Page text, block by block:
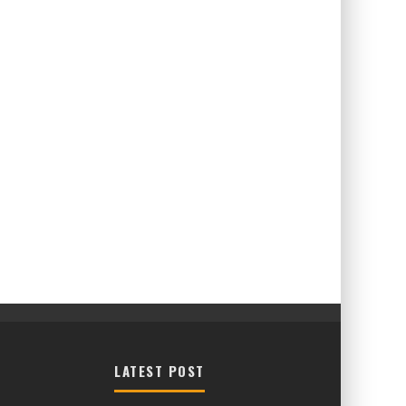
LATEST POST